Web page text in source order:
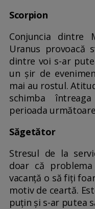
Scorpion
Conjuncia dintre
Uranus provoacă
dintre voi s-ar
un șir de
mai au rostul.
schimba
perioada
Săgetător
Stresul de la
doar că
vacanță o să fiți
motiv de ceartă.
puțin și s-ar putea